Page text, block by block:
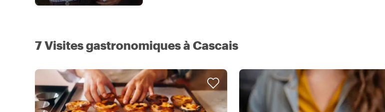
7 Visites gastronomiques à Cascais